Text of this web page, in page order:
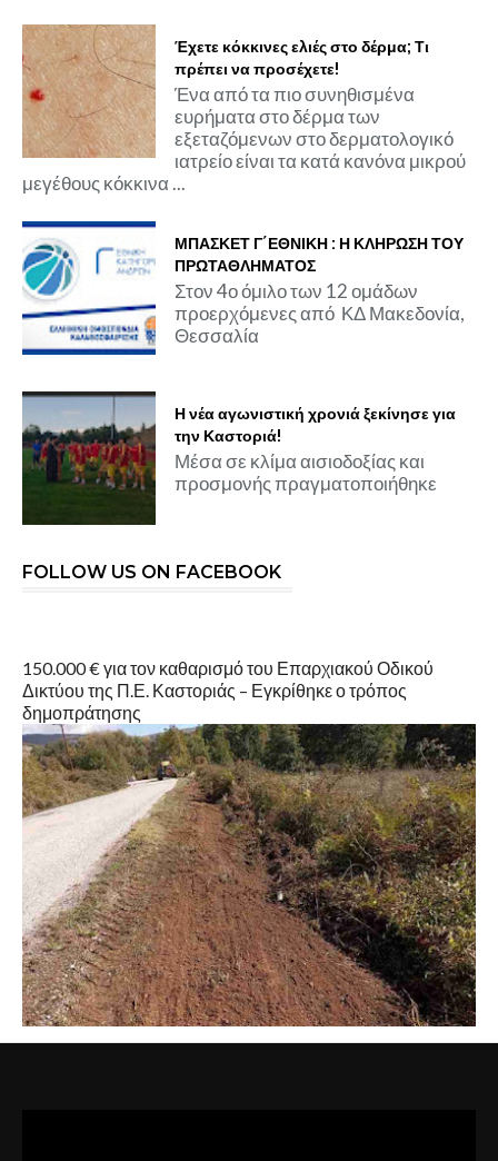
Έχετε κόκκινες ελιές στο δέρμα; Τι
πρέπει να προσέχετε!
Ένα από τα πιο συνηθισμένα
ευρήματα στο δέρμα των
εξεταζόμενων στο δερματολογικό
ιατρείο είναι τα κατά κανόνα μικρού
μεγέθους κόκκινα ...
ΜΠΑΣΚΕΤ Γ΄ΕΘΝΙΚΗ : Η ΚΛΗΡΩΣΗ ΤΟΥ
ΠΡΩΤΑΘΛΗΜΑΤΟΣ
Στον 4ο όμιλο των 12 ομάδων
προερχόμενες από ΚΔ Μακεδονία,
Θεσσαλία
Η νέα αγωνιστική χρονιά ξεκίνησε για
την Καστοριά!
Μέσα σε κλίμα αισιοδοξίας και
προσμονής πραγματοποιήθηκε
FOLLOW US ON FACEBOOK
150.000 € για τον καθαρισμό του Επαρχιακού Οδικού
Δικτύου της Π.Ε. Καστοριάς – Εγκρίθηκε ο τρόπος
δημοπράτησης